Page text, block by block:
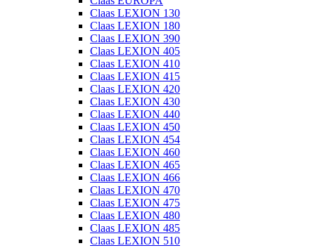
Claas LEXION 130
Claas LEXION 180
Claas LEXION 390
Claas LEXION 405
Claas LEXION 410
Claas LEXION 415
Claas LEXION 420
Claas LEXION 430
Claas LEXION 440
Claas LEXION 450
Claas LEXION 454
Claas LEXION 460
Claas LEXION 465
Claas LEXION 466
Claas LEXION 470
Claas LEXION 475
Claas LEXION 480
Claas LEXION 485
Claas LEXION 510